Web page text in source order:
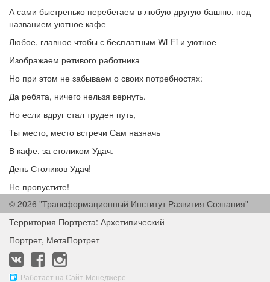
А сами быстренько перебегаем в любую другую башню, под
названием уютное кафе
Любое, главное чтобы с бесплатным Wi-Fi и уютное
Изображаем ретивого работника
Но при этом не забываем о своих потребностях:
Да ребята, ничего нельзя вернуть.
Но если вдруг стал труден путь,
Ты место, место встречи Сам назначь
В кафе, за столиком Удач.
День Столиков Удач!
Не пропустите!
#ИринаБердина #тирс #архетипическийпортрет
© 2026 "Трансформационный Институт Развития Сознания"
Территория Портрета: Архетипический
Портрет, МетаПортрет
Работает на Сайт-Менеджере